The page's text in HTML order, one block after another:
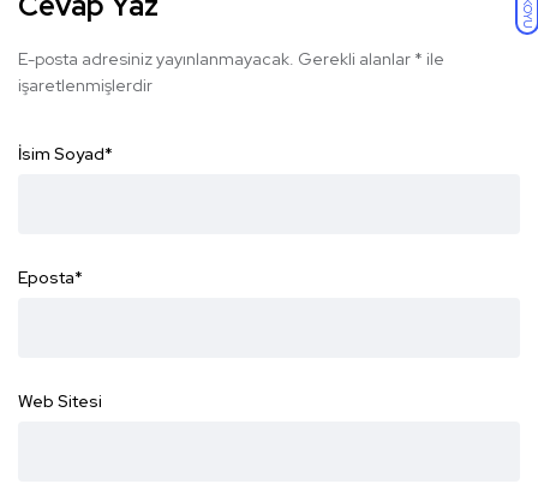
KOYU
E-posta adresiniz yayınlanmayacak. Gerekli alanlar * ile
işaretlenmişlerdir
İsim Soyad*
Eposta*
Web Sitesi